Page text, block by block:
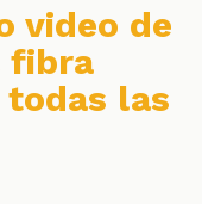
video de
fibra
las